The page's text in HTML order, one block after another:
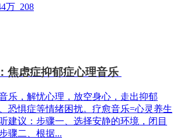
万 208
焦虑症抑郁症心理音乐
乐，解忧心理，放空身心，走出抑郁
恐惧症等情绪困扰。疗愈音乐=心灵养生
建议：步骤一、选择安静的环境，闭目
骤二、根据...